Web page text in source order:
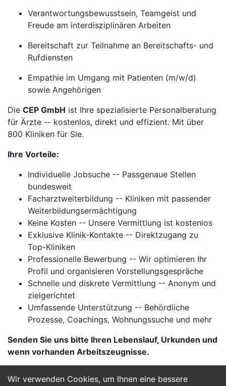
Wir verwenden Cookies, um Ihnen eine bessere
Verantwortungsbewusstsein, Teamgeist und
Freude am interdisziplinären Arbeiten
Bereitschaft zur Teilnahme an Bereitschafts- und
Rufdiensten
Empathie im Umgang mit Patienten (m/w/d)
sowie Angehörigen
Die CEP GmbH ist Ihre spezialisierte Personalberatung
für Ärzte -- kostenlos, direkt und effizient. Mit über
800 Kliniken für Sie.
Ihre Vorteile:
Individuelle Jobsuche -- Passgenaue Stellen
bundesweit
Facharztweiterbildung -- Kliniken mit passender
Weiterbildungsermächtigung
Keine Kosten -- Unsere Vermittlung ist kostenlos
Exklusive Klinik-Kontakte -- Direktzugang zu
Top-Kliniken
Professionelle Bewerbung -- Wir optimieren Ihr
Profil und organisieren Vorstellungsgespräche
Schnelle und diskrete Vermittlung -- Anonym und
zielgerichtet
Umfassende Unterstützung -- Behördliche
Prozesse, Coachings, Wohnungssuche und mehr
Senden Sie uns bitte Ihren Lebenslauf, Urkunden und
wenn vorhanden Arbeitszeugnisse.